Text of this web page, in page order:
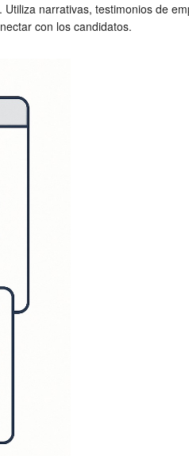
narrativas, testimonios de
con los candidatos.